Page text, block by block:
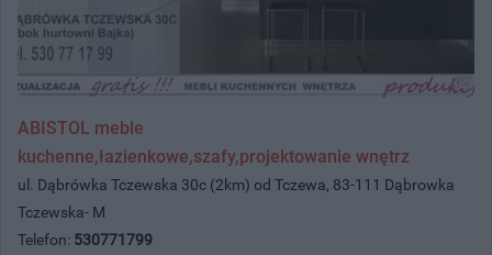
ABISTOL meble
kuchenne,łazienkowe,szafy,projektowanie wnętrz
ul. Dąbrówka Tczewska 30c (2km) od Tczewa, 83-111 Dąbrowka
Tczewska- M
Telefon: 530771799